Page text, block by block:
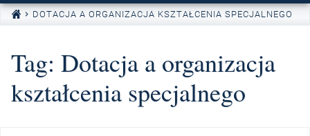
DOTACJA A ORGANIZACJA KSZTAŁCENIA SPECJALNEGO
Tag: Dotacja a organizacja
kształcenia specjalnego